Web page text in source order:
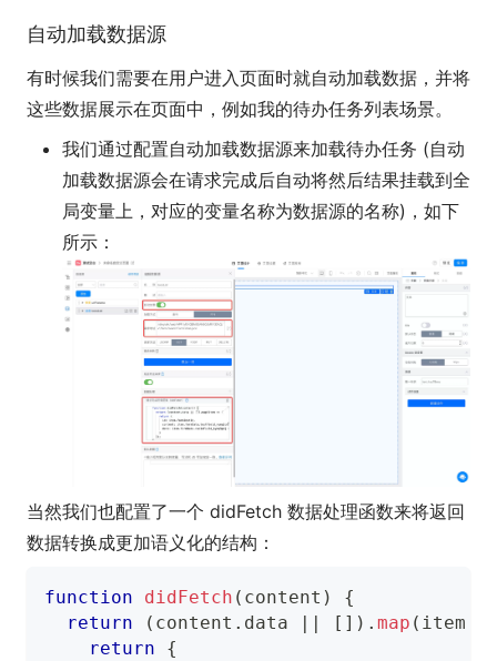
自动加载数据源
有时候我们需要在用户进入页面时就自动加载数据，并将
这些数据展示在页面中，例如我的待办任务列表场景。
我们通过配置自动加载数据源来加载待办任务 (自动
加载数据源会在请求完成后自动将然后结果挂载到全
局变量上，对应的变量名称为数据源的名称)，如下
所示：
当然我们也配置了一个 didFetch 数据处理函数来将返回
数据转换成更加语义化的结构：
function didFetch ( content )
{
return
( content . data [ ] ) . map ( item
return
{